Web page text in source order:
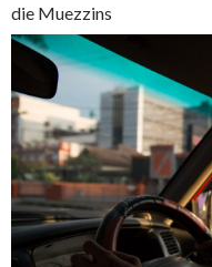
die Muezzins